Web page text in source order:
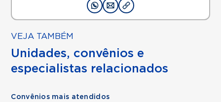
VEJA TAMBÉM
Unidades, convênios e
especialistas relacionados
Convênios mais atendidos